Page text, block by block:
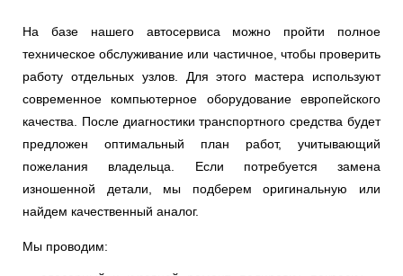
На базе нашего автосервиса можно пройти полное
техническое обслуживание или частичное, чтобы проверить
работу отдельных узлов. Для этого мастера используют
современное компьютерное оборудование европейского
качества. После диагностики транспортного средства будет
предложен оптимальный план работ, учитывающий
пожелания владельца. Если потребуется замена
изношенной детали, мы подберем оригинальную или
найдем качественный аналог.
Мы проводим: